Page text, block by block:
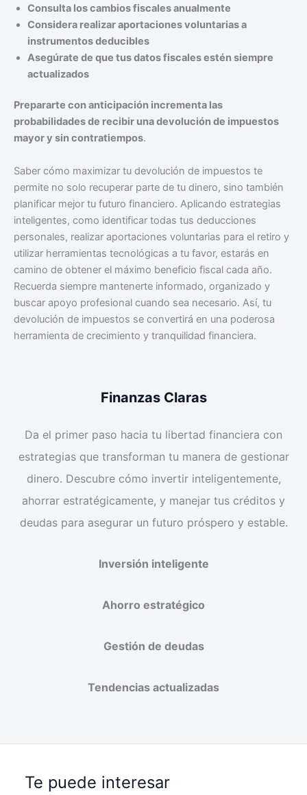
Consulta los cambios fiscales anualmente
Considera realizar aportaciones voluntarias a
instrumentos deducibles
Asegúrate de que tus datos fiscales estén siempre
actualizados
Prepararte con anticipación incrementa las
probabilidades de recibir una devolución de impuestos
mayor y sin contratiempos.
Saber cómo maximizar tu devolución de impuestos te
permite no solo recuperar parte de tu dinero, sino también
planificar mejor tu futuro financiero. Aplicando estrategias
inteligentes, como identificar todas tus deducciones
personales, realizar aportaciones voluntarias para el retiro y
utilizar herramientas tecnológicas a tu favor, estarás en
camino de obtener el máximo beneficio fiscal cada año.
Recuerda siempre mantenerte informado, organizado y
buscar apoyo profesional cuando sea necesario. Así, tu
devolución de impuestos se convertirá en una poderosa
herramienta de crecimiento y tranquilidad financiera.
Finanzas Claras
Da el primer paso hacia tu libertad financiera con
estrategias que transforman tu manera de gestionar
dinero. Descubre cómo invertir inteligentemente,
ahorrar estratégicamente, y manejar tus créditos y
deudas para asegurar un futuro próspero y estable.
Inversión inteligente
Ahorro estratégico
Gestión de deudas
Tendencias actualizadas
Te puede interesar